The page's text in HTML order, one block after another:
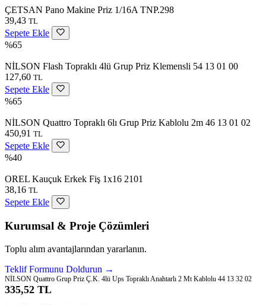
ÇETSAN Pano Makine Priz 1/16A TNP.298
39,43 TL
Sepete Ekle
%65
NİLSON Flash Topraklı 4lü Grup Priz Klemensli 54 13 01 00
127,60 TL
Sepete Ekle
%65
NİLSON Quattro Topraklı 6lı Grup Priz Kablolu 2m 46 13 01 02
450,91 TL
Sepete Ekle
%40
OREL Kauçuk Erkek Fiş 1x16 2101
38,16 TL
Sepete Ekle
Kurumsal & Proje Çözümleri
Toplu alım avantajlarından yararlanın.
Teklif Formunu Doldurun →
NİLSON Quattro Grup Priz Ç.K. 4lü Ups Topraklı Anahtarlı 2 Mt Kablolu 44 13 32 02
335,52 TL